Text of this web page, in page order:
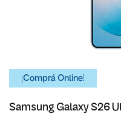
¡Comprá Online!
Samsung Galaxy S26